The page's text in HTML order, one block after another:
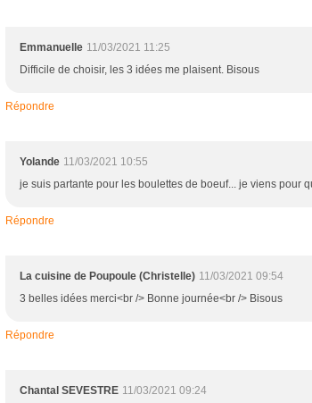
Emmanuelle 11/03/2021 11:25
Difficile de choisir, les 3 idées me plaisent. Bisous
Répondre
Yolande 11/03/2021 10:55
je suis partante pour les boulettes de boeuf... je viens pour
Répondre
La cuisine de Poupoule (Christelle) 11/03/2021 09:54
3 belles idées merci<br /> Bonne journée<br /> Bisous
Répondre
Chantal SEVESTRE 11/03/2021 09:24